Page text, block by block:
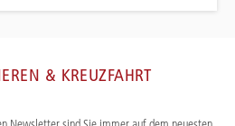
& KREUZFAHRT